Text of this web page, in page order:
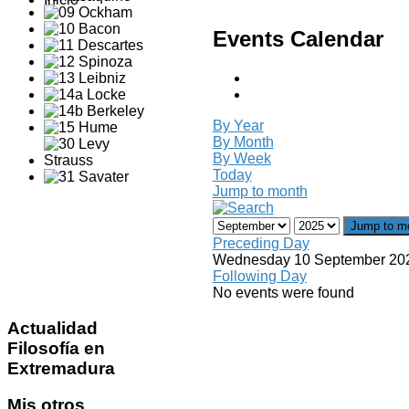
Events Calendar
By Year
By Month
By Week
Today
Jump to month
Jump to
Preceding Day
Wednesday 10 September
Following Day
No events were found
Actualidad
Filosofía en
Extremadura
Mis otros